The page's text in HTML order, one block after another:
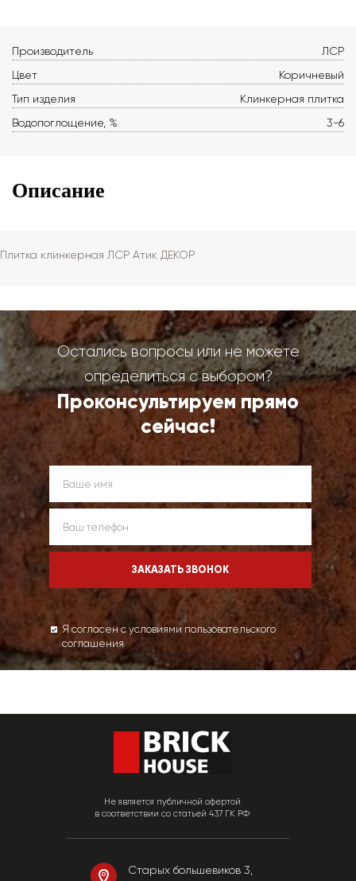
Производитель
ЛСР
Цвет
Коричневый
Тип изделия
Клинкерная плитка
Водопоглощение, %
3-6
Описание
Плитка клинкерная ЛСР Атик ДЕКОР
Остались вопросы или не можете
определиться с выбором?
Проконсультируем прямо
сейчас!
Я согласен с условиями пользовательского
соглашения
Не является публичной офертой
в соответствии со статьей 437 ГК РФ
Старых большевиков 3,